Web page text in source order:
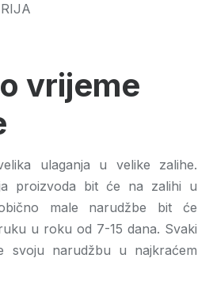
vrijeme
ulaganja u velike zalihe.
proizvoda bit će na zalihi u
male narudžbe bit će
u roku od 7-15 dana. Svaki
svoju narudžbu u najkraćem